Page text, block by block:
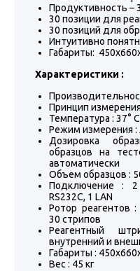
Продуктивность –
30 позиции для
30 позиций для
Интуитивно
Габариты:
Характеристики :
Принцип
Температура : 37° С
Режим измерения :
Дозировка
образцов на
автоматически
Объем образцов :
Подключение : 2
RS232C, 1 LAN
Ротор реагентов
30 стрипов
Реагентный
внутренний и
Габариты :
Вес : 45 кг